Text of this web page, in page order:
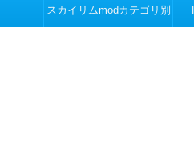
スカイリムmodカテゴリ別